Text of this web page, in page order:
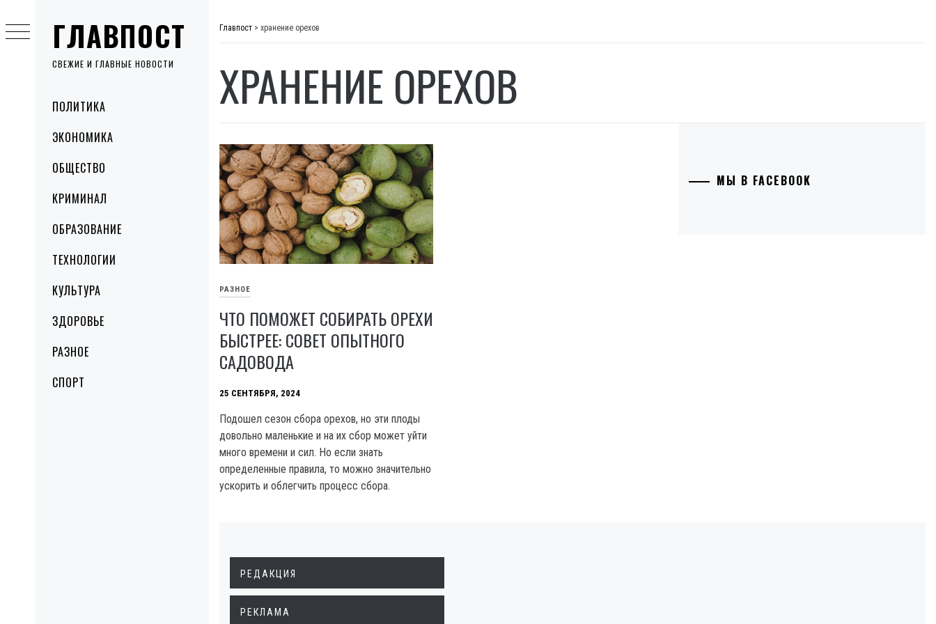
ГЛАВПОСТ
СВЕЖИЕ И ГЛАВНЫЕ НОВОСТИ
MenuПОЛИТИКА
ЭКОНОМИКА
ОБЩЕСТВО
КРИМИНАЛ
ОБРАЗОВАНИЕ
ТЕХНОЛОГИИ
КУЛЬТУРА
ЗДОРОВЬЕ
РАЗНОЕ
СПОРТ
to
content
Главпост > хранение орехов
ХРАНЕНИЕ ОРЕХОВ
РАЗНОЕ
ЧТО ПОМОЖЕТ СОБИРАТЬ ОРЕХИ
БЫСТРЕЕ: СОВЕТ ОПЫТНОГО
САДОВОДА
25 СЕНТЯБРЯ, 2024
Подошел сезон сбора орехов, но эти плоды
довольно маленькие и на их сбор может уйти
много времени и сил. Но если знать
определенные правила, то можно значительно
ускорить и облегчить процесс сбора.
МЫ В FACEBOOK
РЕДАКЦИЯ
РЕКЛАМА